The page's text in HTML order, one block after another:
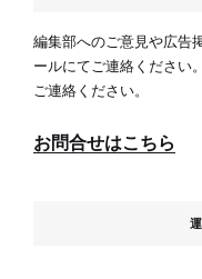
編集部へのご意見や広告
ールにてご連絡ください
ご連絡ください。
お問合せはこちら